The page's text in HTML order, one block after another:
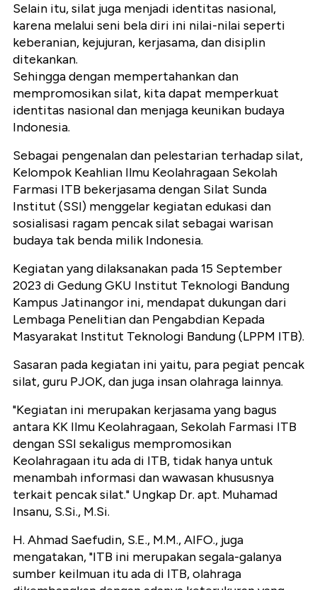
Selain itu, silat juga menjadi identitas nasional,
karena melalui seni bela diri ini nilai-nilai seperti
keberanian, kejujuran, kerjasama, dan disiplin
ditekankan.
Sehingga dengan mempertahankan dan
mempromosikan silat, kita dapat memperkuat
identitas nasional dan menjaga keunikan budaya
Indonesia.
Sebagai pengenalan dan pelestarian terhadap silat,
Kelompok Keahlian Ilmu Keolahragaan Sekolah
Farmasi ITB bekerjasama dengan Silat Sunda
Institut (SSI) menggelar kegiatan edukasi dan
sosialisasi ragam pencak silat sebagai warisan
budaya tak benda milik Indonesia.
Kegiatan yang dilaksanakan pada 15 September
2023 di Gedung GKU Institut Teknologi Bandung
Kampus Jatinangor ini, mendapat dukungan dari
Lembaga Penelitian dan Pengabdian Kepada
Masyarakat Institut Teknologi Bandung (LPPM ITB).
Sasaran pada kegiatan ini yaitu, para pegiat pencak
silat, guru PJOK, dan juga insan olahraga lainnya.
"Kegiatan ini merupakan kerjasama yang bagus
antara KK Ilmu Keolahragaan, Sekolah Farmasi ITB
dengan SSI sekaligus mempromosikan
Keolahragaan itu ada di ITB, tidak hanya untuk
menambah informasi dan wawasan khususnya
terkait pencak silat." Ungkap Dr. apt. Muhamad
Insanu, S.Si., M.Si.
H. Ahmad Saefudin, S.E., M.M., AIFO., juga
mengatakan, "ITB ini merupakan segala-galanya
sumber keilmuan itu ada di ITB, olahraga